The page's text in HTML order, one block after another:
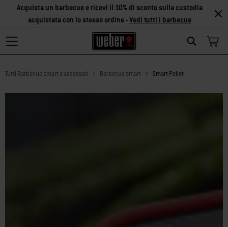
Search
Acquista un barbecue e ricevi il 10% di sconto sulla custodia
acquistata con lo stesso ordine -Vedi tutti i barbecue
Tutti Barbecue smart e accessori Barbecue smart Smart Pellet